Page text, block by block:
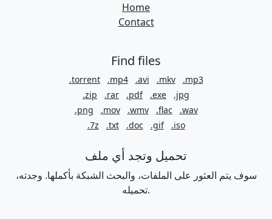
Home
Contact
Find files
.torrent .mp4 .avi .mkv
.mp3
.zip
.rar .pdf .exe
.jpg
.png
.mov .wmv .flac
.wav
.7z
.txt .doc .gif .iso
تحميل وتجد أي ملف
سوف يتم العثور على الملفات، والبحث الشبكة بأكملها. وجدته،
تحميله.